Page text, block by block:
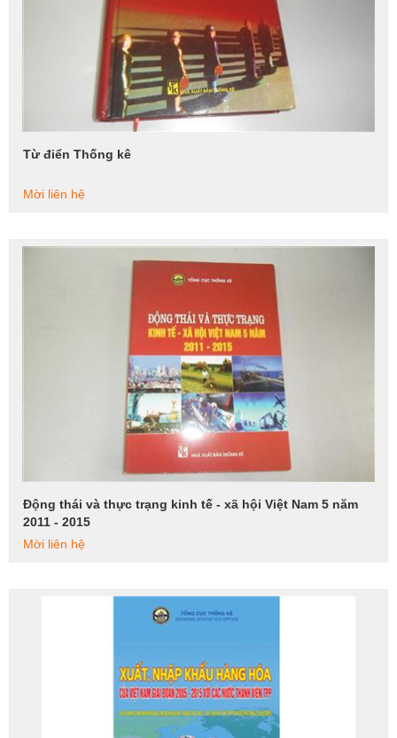
Từ điển Thống kê
Mời liên hệ
Xem tiếp
Động thái và thực trạng kinh tế - xã hội Việt Nam 5 năm
2011 - 2015
Mời liên hệ